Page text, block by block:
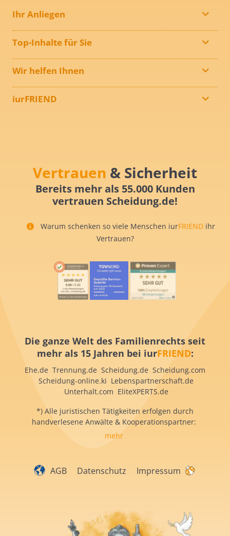
Ihr Anliegen
Top-Inhalte für Sie
Wir helfen Ihnen
iurFRIEND
Vertrauen & Sicherheit
Bereits mehr als 55.000 Kunden
vertrauen Scheidung.de!
Warum schenken so viele Menschen iurFRIEND ihr
Vertrauen?
Die ganze Welt des Familienrechts seit
mehr als 15 Jahren bei iurFRIEND:
Ehe.de Trennung.de Scheidung.de Scheidung.com
Scheidung-online.ki Lebenspartnerschaft.de
Unterhalt.com EliteXPERTS.de
*) Alle juristischen Tätigkeiten erfolgen durch
handverlesene Anwälte & Kooperationspartner:
mehr
AGB Datenschutz Impressum